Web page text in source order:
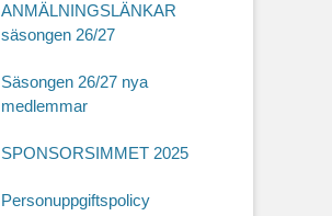
ANMÄLNINGSLÄNKAR
säsongen 26/27
Säsongen 26/27 nya
medlemmar
SPONSORSIMMET 2025
Personuppgiftspolicy